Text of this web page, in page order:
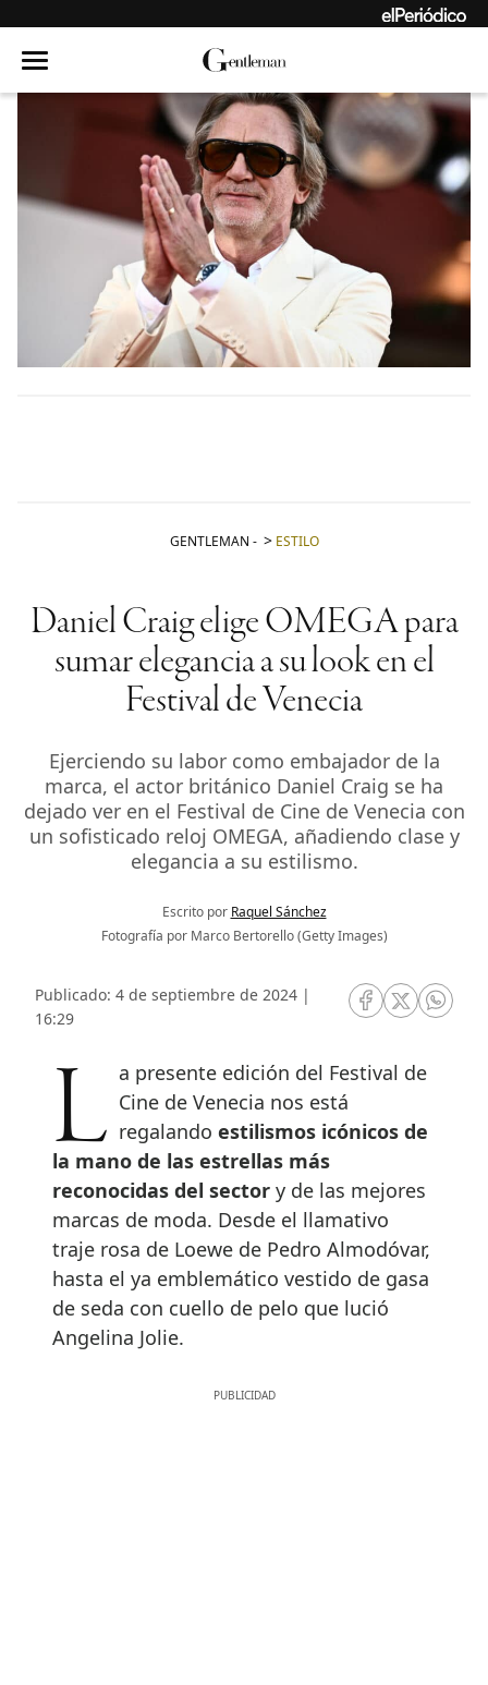
GENTLEMAN - ESTILO
Daniel Craig elige OMEGA para
sumar elegancia a su look en el
Festival de Venecia
Ejerciendo su labor como embajador de la
marca, el actor británico Daniel Craig se ha
dejado ver en el Festival de Cine de Venecia con
un sofisticado reloj OMEGA, añadiendo clase y
elegancia a su estilismo.
Escrito por Raquel Sánchez
Fotografía por Marco Bertorello (Getty Images)
Publicado: 4 de septiembre de 2024 |
16:29
RRSS Facebook
RRSSRRSS
La presente edición del Festival de Cine de Venecia nos está
regalandoestilismos icónicos de
la mano de las estrellas más
reconocidas del sector y de las mejores
marcas de moda. Desde el llamativo
traje rosa de Loewe de Pedro Almodóvar,
hasta el ya emblemático vestido de gasa
de seda con cuello de pelo que lució
Angelina Jolie.